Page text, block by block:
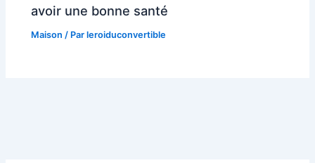
avoir une bonne santé
Maison / Parleroiduconvertible